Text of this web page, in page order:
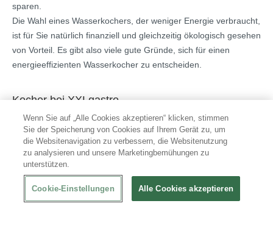
sparen.
Die Wahl eines Wasserkochers, der weniger Energie verbraucht,
ist für Sie natürlich finanziell und gleichzeitig ökologisch gesehen
von Vorteil. Es gibt also viele gute Gründe, sich für einen
energieeffizienten Wasserkocher zu entscheiden.
Kocher bei XXLgastro
Entdecken Sie unsere große Auswahl
an Kochern und
bestellen Sie heute. Das Produkt wird innerhalb von 72 Stunden
in Ihre Küche geliefert und hat eine Herstellergarantie
vonmindestens einem Jahr
Wenn Sie auf „Alle Cookies akzeptieren“ klicken, stimmen
Sie der Speicherung von Cookies auf Ihrem Gerät zu, um
die Websitenavigation zu verbessern, die Websitenutzung
zu analysieren und unsere Marketingbemühungen zu
unterstützen.
Cookie-Einstellungen Alle Cookies akzeptieren